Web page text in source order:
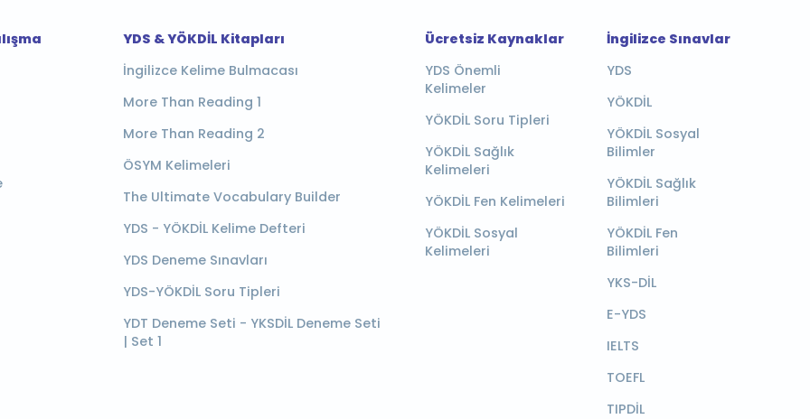
YDS & YÖKDİL Kitapları
İngilizce Kelime Bulmacası
More Than Reading 1
More Than Reading 2
ÖSYM Kelimeleri
The Ultimate Vocabulary Builder
YDS - YÖKDİL Kelime Defteri
YDS Deneme Sınavları
YDS-YÖKDİL Soru Tipleri
YDT Deneme Seti - YKSDİL Deneme Seti
| Set 1
Ücretsiz Kaynaklar
YDS Önemli
Kelimeler
YÖKDİL Soru Tipleri
YÖKDİL Sağlık
Kelimeleri
YÖKDİL Fen Kelimeleri
YÖKDİL Sosyal
Kelimeleri
İngilizce Sınavlar
YDS
YÖKDİL
YÖKDİL Sosyal
Bilimler
YÖKDİL Sağlık
Bilimleri
YÖKDİL Fen
Bilimleri
YKS-DİL
E-YDS
IELTS
TOEFL
TIPDİL